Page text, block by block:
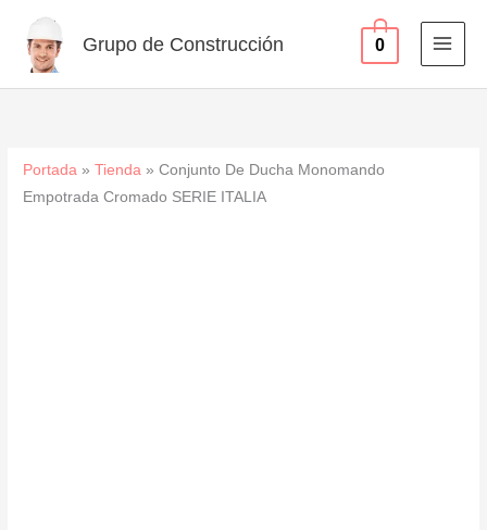
contenido
Grupo de Construcción 0
Portada »Tienda »Conjunto De Ducha Monomando
Empotrada Cromado SERIE ITALIA
SERIE
ITALIA